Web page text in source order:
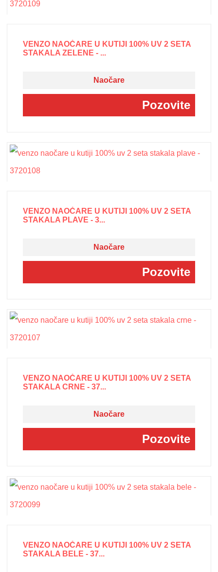
VENZO NAOČARE U KUTIJI 100% UV 2 SETA
STAKALA ZELENE - ...
Naočare
Pozovite
VENZO NAOČARE U KUTIJI 100% UV 2 SETA
STAKALA PLAVE - 3...
Naočare
Pozovite
VENZO NAOČARE U KUTIJI 100% UV 2 SETA
STAKALA CRNE - 37...
Naočare
Pozovite
VENZO NAOČARE U KUTIJI 100% UV 2 SETA
STAKALA BELE - 37...